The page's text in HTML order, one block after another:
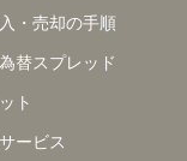
・売却の手順
替スプレッド
ト
ービス